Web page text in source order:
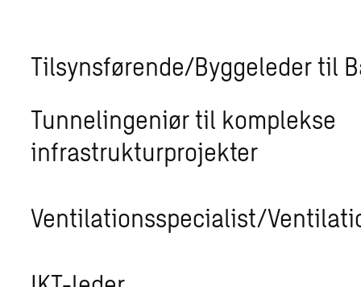
Tilsynsførende/Byggeleder til
Tunnelingeniør til komplekse
infrastrukturprojekter
Ventilationsspecialist/